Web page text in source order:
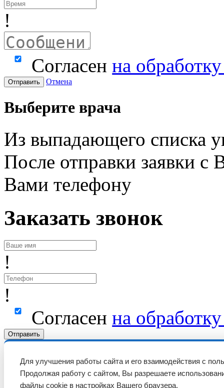
!
Согласенна
Отправить Отмена
Выберите врача
Из выпадающего списка
После отправки заявки с
Вами телефону
Заказать звонок
!
!
Согласенна
Отправить
Для улучшения работы сайта и его взаимодействия с
Продолжая работу с сайтом, Вы разрешаете
файлы cookie в настройках Вашего браузера.